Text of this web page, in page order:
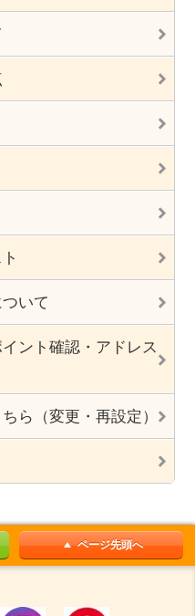
いて
ント確認・アドレス
ら（変更・再設定）
ページ先頭へ